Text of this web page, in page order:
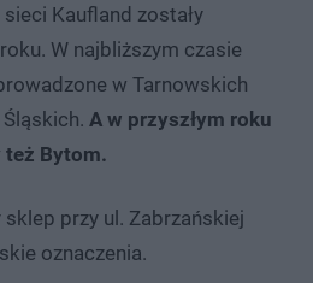
Kaufland zostały
W najbliższym czasie
w Tarnowskich
A w przyszłym roku
też Bytom.
przy ul. Zabrzańskiej
oznaczenia.